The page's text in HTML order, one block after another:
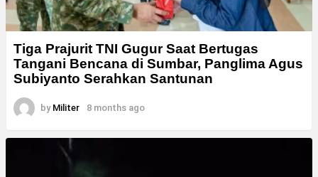
Tiga Prajurit TNI Gugur Saat Bertugas
Tangani Bencana di Sumbar, Panglima Agus
Subiyanto Serahkan Santunan
by Militer 8 months ago